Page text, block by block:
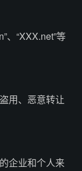
、“XXX.net”等
用、恶意转让
企业和个人来